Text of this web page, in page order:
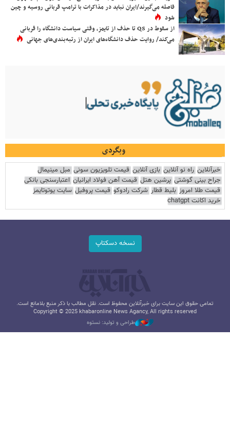
فاصله می‌گیرند/ایران نباید در مذاکرات با ترامپ قربانی روسیه و چین
شود
از سقوط در QS تا حذف از تایمز، وقتی سیاست دانشگاه را قربانی
می‌کند/ روایت حذف دانشگاه‌های ایران از رتبه‌بندی‌های جهانی
وبگردی
خبرآنلاین راه نو آنلاین بازی آنلاین قیمت تلویزیون سونی مبل مینیمال
جراح بینی گوشتی پرشین هتل قیمت آهن فولاد ایرانیان اعتبارسنجی بانکی
قیمت طلا امروز بلیط قطار شرکت رادوکو قیمت پروفیل سایت یوتوتایمز
خرید اکانت chatgpt
نسخه دسکتاپ
تمامی حقوق این سایت برای خبرآنلاین محفوظ است. نقل مطالب با ذکر منبع بلامانع است.
Copyright © 2025 khabaronline News Agancy, All rights reserved
طراحی و تولید: نستوه